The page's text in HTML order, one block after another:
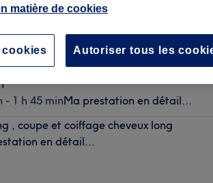
, coupe et coiffage cheveux court
- 1 h 45 minMa prestation en détail...
, coupe et coiffage cheveux long
en détail...
matière de cookies
Autoriser tous les
cookies